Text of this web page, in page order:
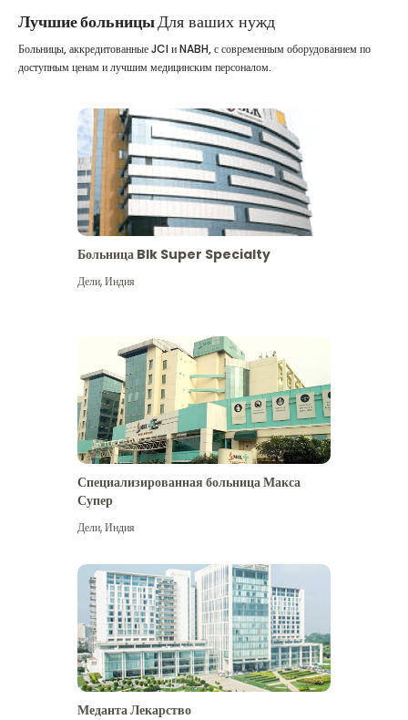
Лучшие больницыДля ваших нужд
Больницы, аккредитованные JCI и NABH, с современным оборудованием по
доступным ценам и лучшим медицинским персоналом.
Больница Blk Super Specialty
Дели,Индия
Специализированная больница Макса
Супер
Дели,Индия
Меданта Лекарство